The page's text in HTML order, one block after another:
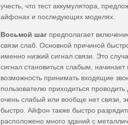
учесть, что тест аккумулятора,
айфонах и последующих моделях.
Восьмой шаг предполагает
связи слаб. Основной причиной
именно низкий сигнал связи. Это
сигнал становиться слабым,
возможность принимать входящие
пользователю приходиться
очень слабый или вообще нет связи,
быстро. Айфон также быстро
расположено много зданий с